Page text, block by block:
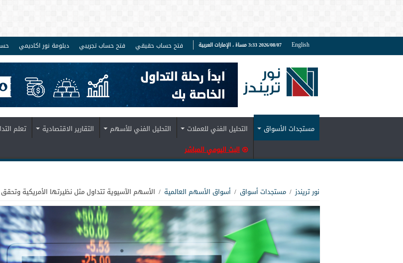
English 2026/08/07 3:33 مساءً ، الإمارات العربية فتح حساب حقيقي فتح حساب تجريبي دبلومة نور اكاديمي
مستجدات الأسواق التحليل الفني للعملات التحليل الفني للأسهم التقارير الاقتصادية تعلم
البث اليومي المباشر
نور تريندز / مستجدات أسواق / أسواق الأسهم العالمية / الأسهم الآسيوية تتداول مثل نظيرتها الأمريكية